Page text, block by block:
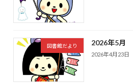
図書館だより 2026年5月
2026年4月23日